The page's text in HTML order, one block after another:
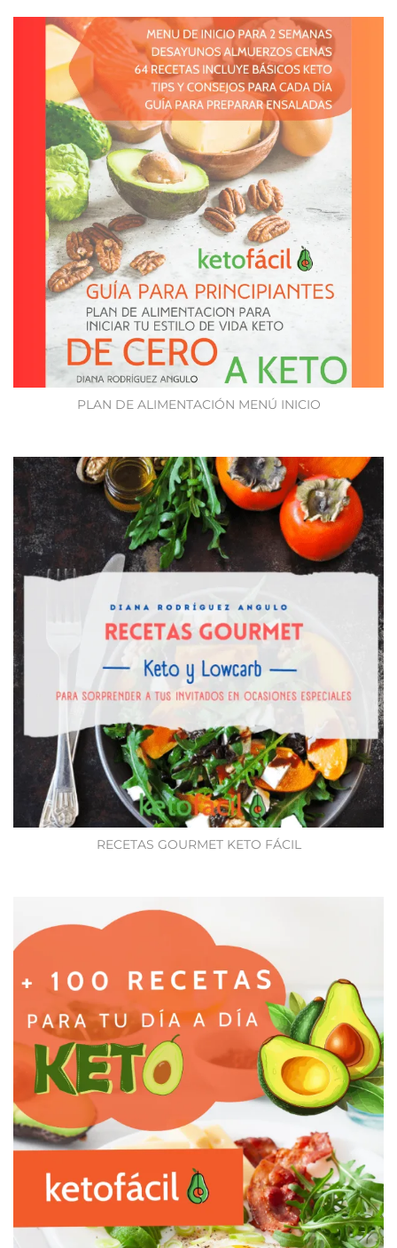
PLAN DE ALIMENTACIÓN MENÚ INICIO
RECETAS GOURMET KETO FÁCIL